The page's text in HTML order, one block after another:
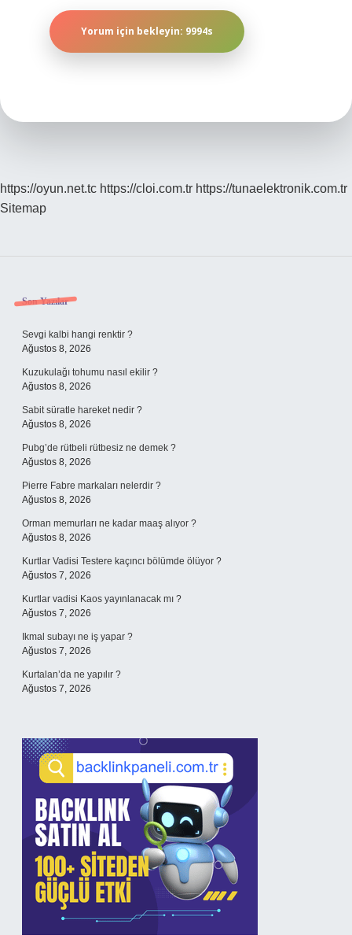
https://oyun.net.tc https://cloi.com.tr https://tunaelektronik.com.tr
Sitemap
Sidebar
Son Yazılar
Sevgi kalbi hangi renktir ?
Ağustos 8, 2026
Kuzukulağı tohumu nasıl ekilir ?
Ağustos 8, 2026
Sabit süratle hareket nedir ?
Ağustos 8, 2026
Pubg’de rütbeli rütbesiz ne demek ?
Ağustos 8, 2026
Pierre Fabre markaları nelerdir ?
Ağustos 8, 2026
Orman memurları ne kadar maaş alıyor ?
Ağustos 8, 2026
Kurtlar Vadisi Testere kaçıncı bölümde ölüyor ?
Ağustos 7, 2026
Kurtlar vadisi Kaos yayınlanacak mı ?
Ağustos 7, 2026
Ikmal subayı ne iş yapar ?
Ağustos 7, 2026
Kurtalan’da ne yapılır ?
Ağustos 7, 2026